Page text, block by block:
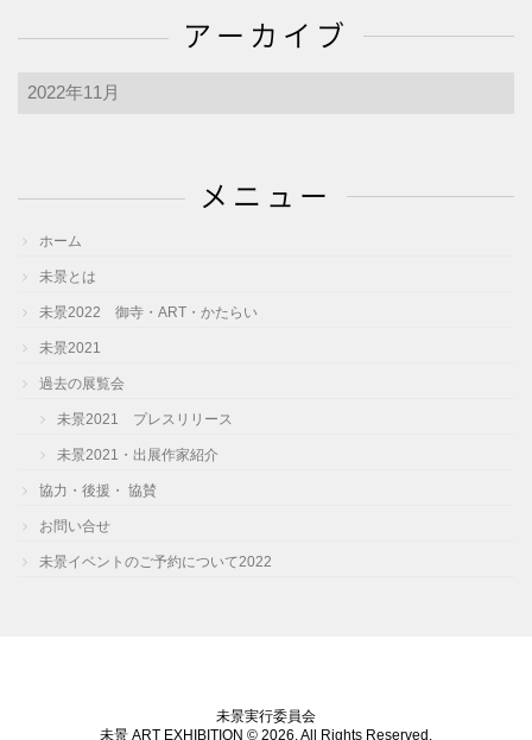
アーカイブ
ア
ブ
メニュー
ホーム
未景とは
未景2022 御寺・ART・かたらい
未景2021
過去の展覧会
未景2021 プレスリリース
未景2021・出展作家紹介
協力・後援・ 協賛
お問い合せ
未景イベントのご予約について2022
未景実行委員会
未景 ART EXHIBITION © 2026. All Rights Reserved.